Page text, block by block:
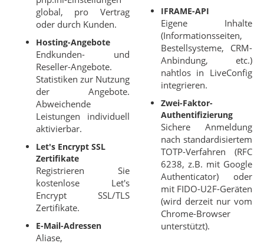
global, pro Vertrag
oder durch Kunden.
Hosting-Angebote
Endkunden- und
Reseller-Angebote.
Statistiken zur Nutzung
der Angebote.
Abweichende
Leistungen individuell
aktivierbar.
Let's Encrypt SSL
Zertifikate
Registrieren Sie
kostenlose Let's
Encrypt SSL/TLS
Zertifikate.
E-Mail-Adressen
Aliase,
IFRAME-API
Eigene Inhalte
(Informationsseiten,
Bestellsysteme, CRM-
Anbindung, etc.)
nahtlos in LiveConfig
integrieren.
Zwei-Faktor-
Authentifizierung
Sichere Anmeldung
nach standardisiertem
TOTP-Verfahren (RFC
6238, z.B. mit Google
Authenticator) oder
mit FIDO-U2F-Geräten
(wird derzeit nur vom
Chrome-Browser
unterstützt).